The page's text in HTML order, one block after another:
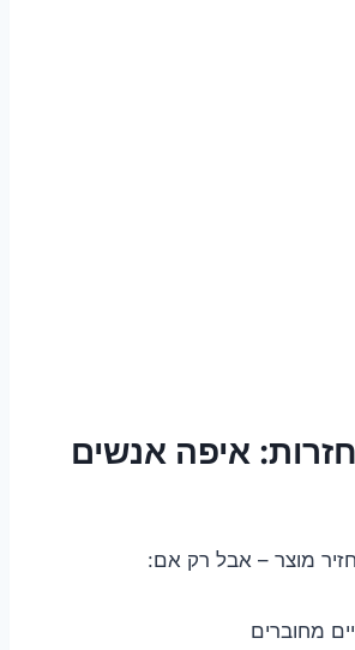
איפה אנשים
מוצר – אבל רק אם:
מחוברים